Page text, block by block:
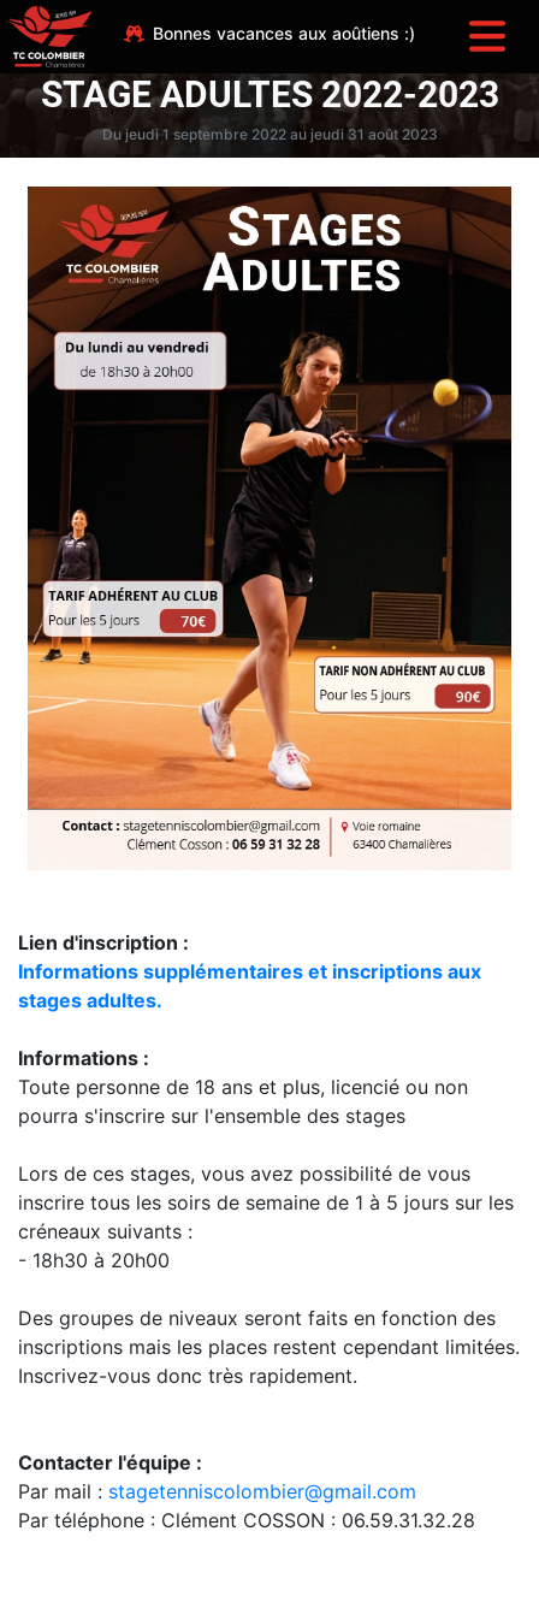
Bonnes vacances aux aoûtiens :)
STAGE ADULTES 2022-2023
Du jeudi 1 septembre 2022 au jeudi 31 août 2023
Lien d'inscription :
Informations supplémentaires et inscriptions aux
stages adultes.
Informations :
Toute personne de 18 ans et plus, licencié ou non
pourra s'inscrire sur l'ensemble des stages
Lors de ces stages, vous avez possibilité de vous
inscrire tous les soirs de semaine de 1 à 5 jours sur les
créneaux suivants :
- 18h30 à 20h00
Des groupes de niveaux seront faits en fonction des
inscriptions mais les places restent cependant limitées.
Inscrivez-vous donc très rapidement.
Contacter l'équipe :
Par mail : stagetenniscolombier@gmail.com
Par téléphone : Clément COSSON : 06.59.31.32.28